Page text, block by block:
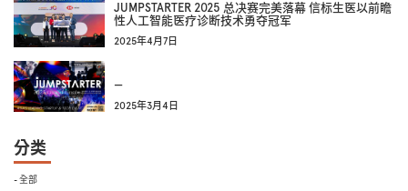
JUMPSTARTER 2025 总决赛完美落幕 信标生医以前瞻
性人工智能医疗诊断技术勇夺冠军
2025年4月7日
—
2025年3月4日
分类
- 全部